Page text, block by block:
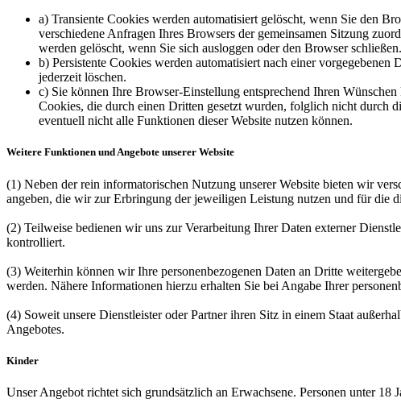
a) Transiente Cookies werden automatisiert gelöscht, wenn Sie den
verschiedene Anfragen Ihres Browsers der gemeinsamen Sitzung
werden gelöscht, wenn Sie sich ausloggen oder den Browser schließen.
b) Persistente Cookies werden automatisiert nach einer
jederzeit löschen.
c) Sie können Ihre Browser-Einstellung entsprechend Ihren
Cookies, die durch einen Dritten gesetzt wurden, folglich nicht durch
eventuell nicht alle Funktionen dieser Website nutzen können.
Weitere Funktionen und Angebote unserer Website
(1) Neben der rein informatorischen Nutzung unserer Website bieten wir
angeben, die wir zur Erbringung der jeweiligen Leistung nutzen und für die
(2) Teilweise bedienen wir uns zur Verarbeitung Ihrer Daten externer
kontrolliert.
(3) Weiterhin können wir Ihre personenbezogenen Daten an Dritte
werden. Nähere Informationen hierzu erhalten Sie bei Angabe Ihrer
(4) Soweit unsere Dienstleister oder Partner ihren Sitz in einem Staat
Angebotes.
Kinder
Unser Angebot richtet sich grundsätzlich an Erwachsene. Personen unter